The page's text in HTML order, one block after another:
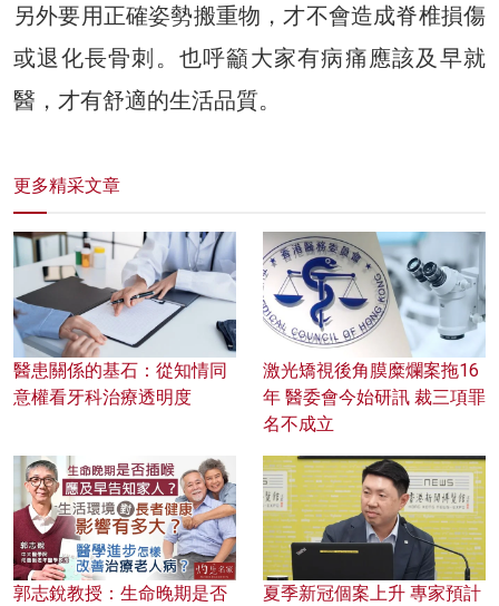
另外要用正確姿勢搬重物，才不會造成脊椎損傷
或退化長骨刺。也呼籲大家有病痛應該及早就
醫，才有舒適的生活品質。
更多精采文章
醫患關係的基石：從知情同
意權看牙科治療透明度
激光矯視後角膜糜爛案拖16
年 醫委會今始研訊 裁三項罪
名不成立
郭志銳教授：生命晚期是否
夏季新冠個案上升 專家預計